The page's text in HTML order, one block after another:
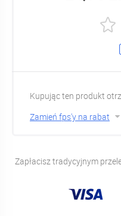
Kupując ten produkt
Zamień fps'y na rabat
Zapłacisz tradycyjnym